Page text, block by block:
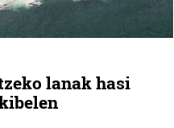
lanak hasi